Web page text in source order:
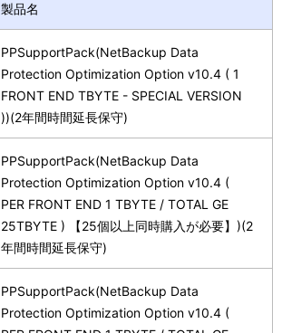
製品名
PPSupportPack(NetBackup Data
Protection Optimization Option v10.4 ( 1
FRONT END TBYTE - SPECIAL VERSION
))(2年間時間延長保守)
PPSupportPack(NetBackup Data
Protection Optimization Option v10.4 (
PER FRONT END 1 TBYTE / TOTAL GE
25TBYTE ) 【25個以上同時購入が必要】)(2
年間時間延長保守)
PPSupportPack(NetBackup Data
Protection Optimization Option v10.4 (